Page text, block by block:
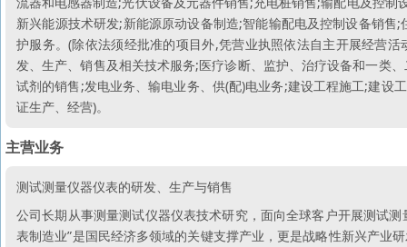
新兴能源技术研发;新能源原动设备制造;智能输配电及控制设备销
护服务。(除依法须经批准的项目外,凭营业执照依法自主开展经营
发、生产、销售及相关技术服务;医疗诊断、监护、治疗设备和一类
试剂的销售;发电业务、输电业务、供(配)电业务;建设工程施工;建设
证生产、经营)。
主营业务
测试测量仪器仪表的研发、生产与销售
公司长期从事测量测试仪器仪表技术研究，面向全球客户开展测试
表制造业”是国民经济多领域的关键支撑产业，更是战略性新兴产业